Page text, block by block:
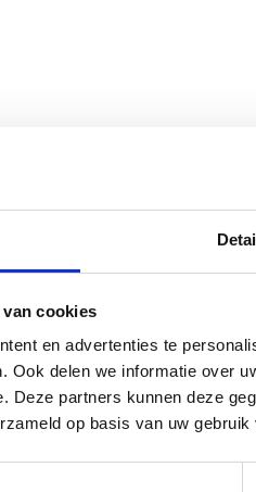
cookies
en advertenties te
Ook delen we informatie over
Deze partners kunnen deze
op basis van uw